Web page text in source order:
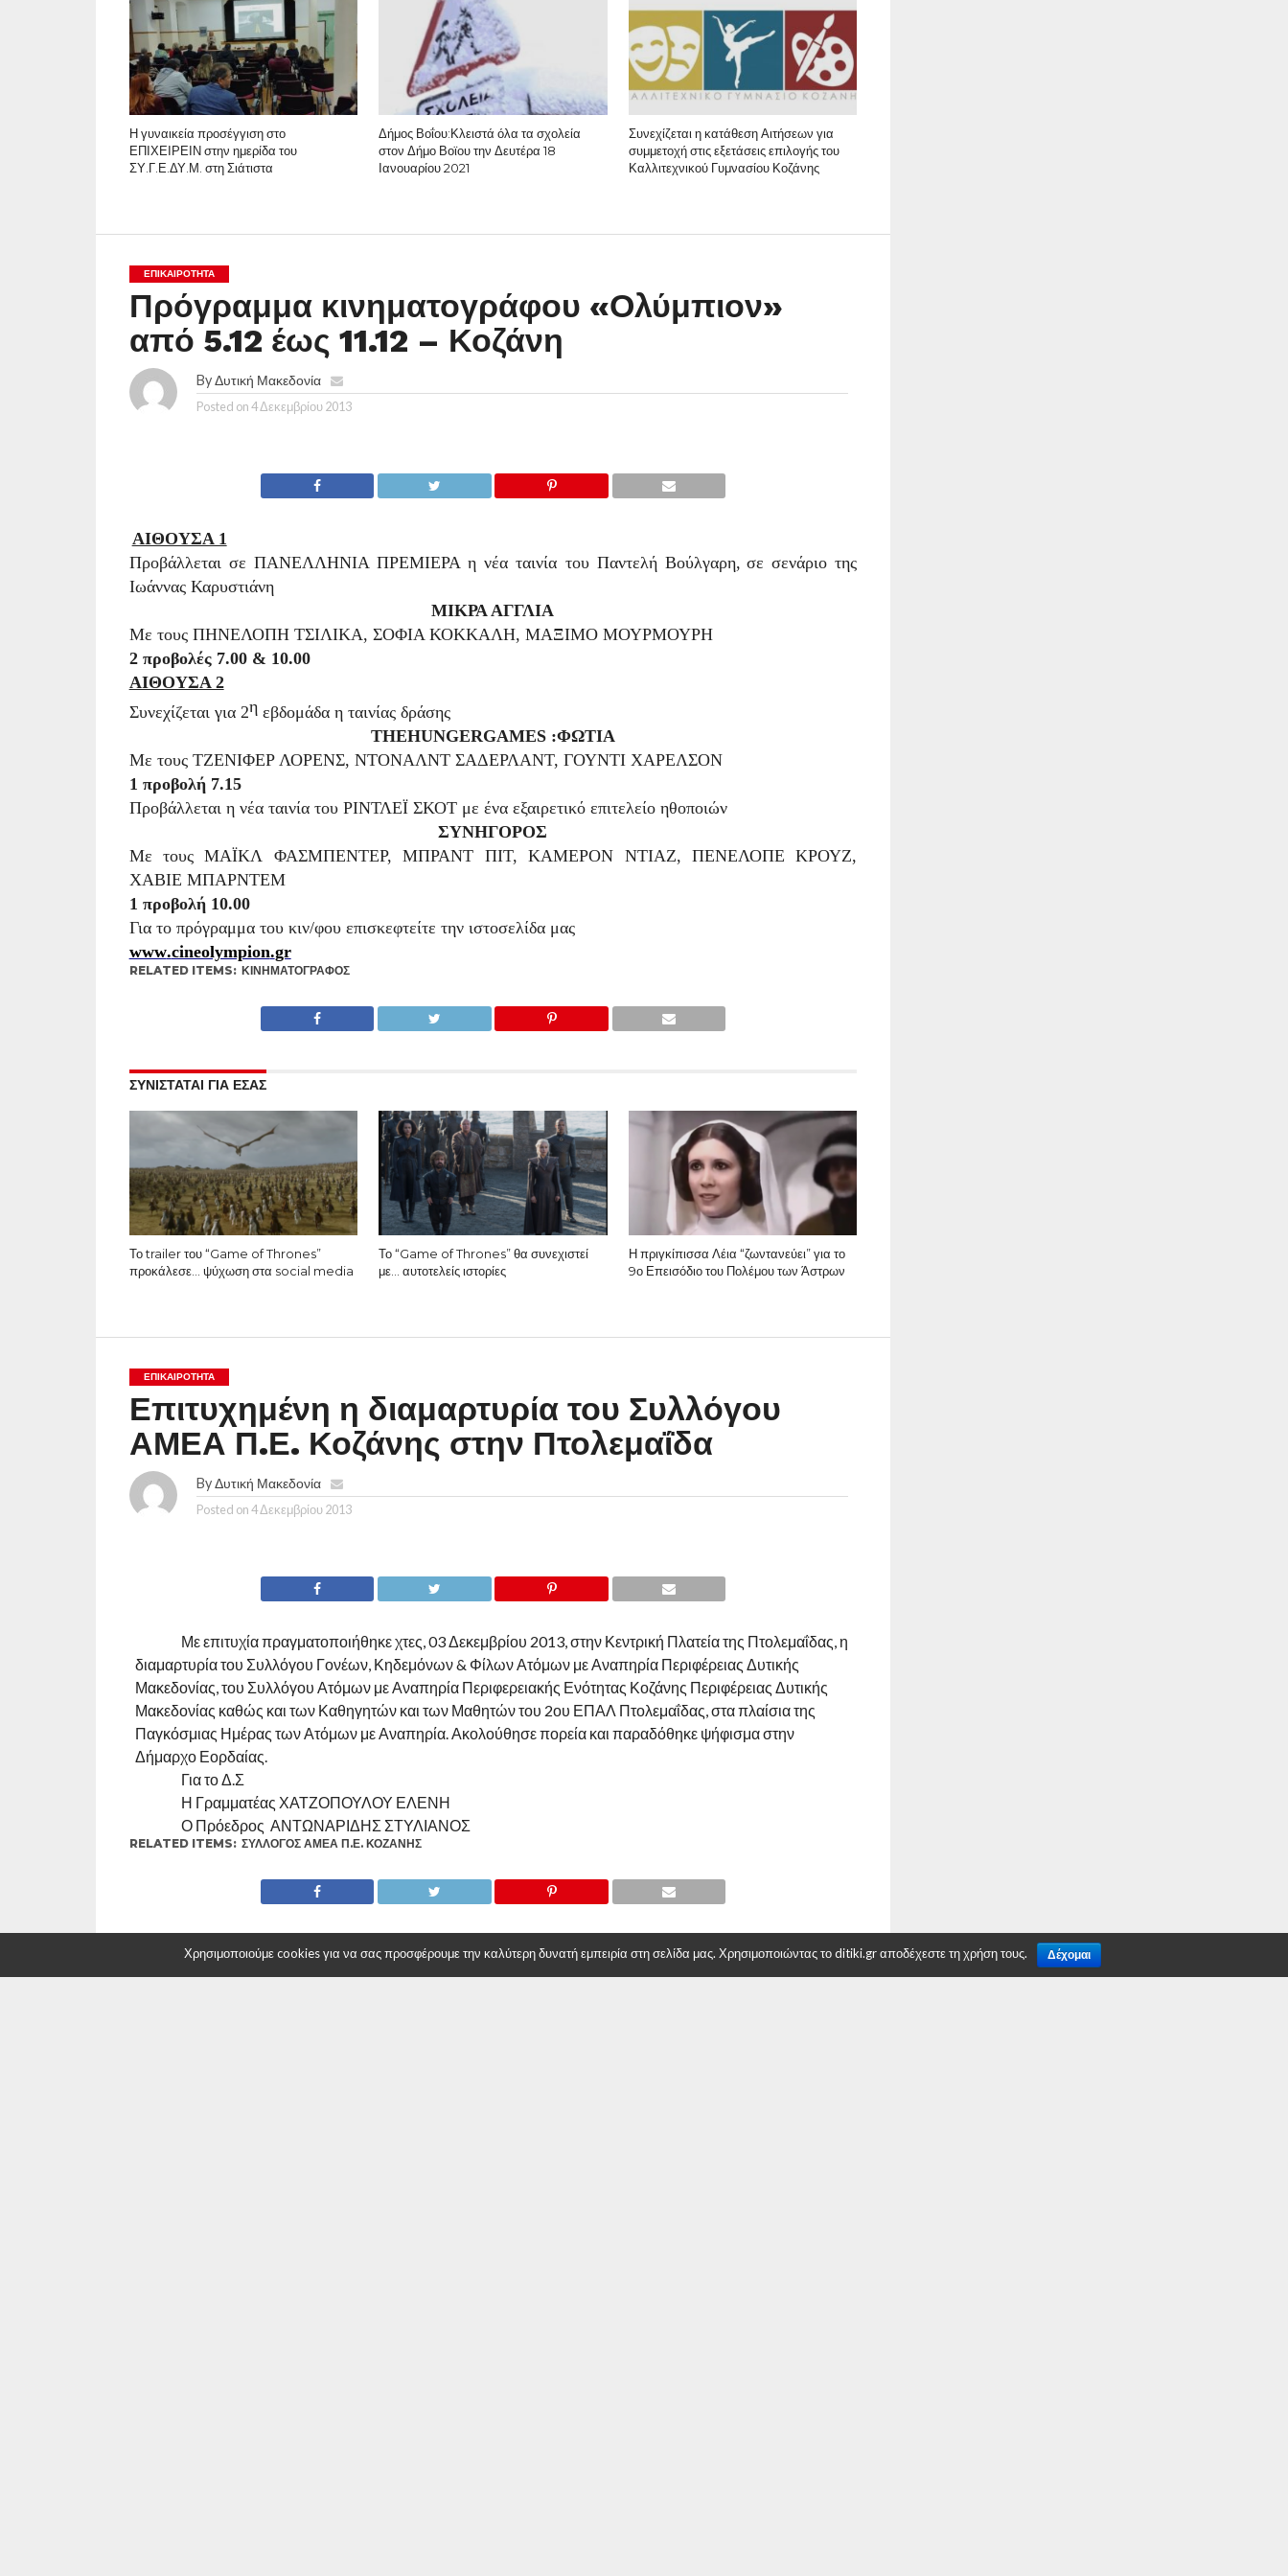
Η γυναικεία προσέγγιση στο
ΕΠΙΧΕΙΡΕΙΝ στην ημερίδα του
ΣΥ.Γ.Ε.ΔΥ.Μ. στη Σιάτιστα
Δήμος Βοΐου:Κλειστά όλα τα σχολεία
στον Δήμο Βοϊου την Δευτέρα 18
Ιανουαρίου 2021
Συνεχίζεται η κατάθεση Αιτήσεων για
συμμετοχή στις εξετάσεις επιλογής του
Καλλιτεχνικού Γυμνασίου Κοζάνης
ΕΠΙΚΑΙΡΟΤΗΤΑ
Πρόγραμμα κινηματογράφου «Ολύμπιον»
από 5.12 έως 11.12 – Κοζάνη
ByΔυτική Μακεδονία
Posted on4 Δεκεμβρίου 2013
ΑΙΘΟΥΣΑ 1
Προβάλλεται σε ΠΑΝΕΛΛΗΝΙΑ ΠΡΕΜΙΕΡΑ η νέα ταινία του Παντελή Βούλγαρη, σε σενάριο της
Ιωάννας Καρυστιάνη
ΜΙΚΡΑ ΑΓΓΛΙΑ
Με τους ΠΗΝΕΛΟΠΗ ΤΣΙΛΙΚΑ, ΣΟΦΙΑ ΚΟΚΚΑΛΗ, ΜΑΞΙΜΟ ΜΟΥΡΜΟΥΡΗ
2 προβολές 7.00 & 10.00
ΑΙΘΟΥΣΑ 2
Συνεχίζεται για 2ηεβδομάδα η ταινίας δράσης
THEHUNGERGAMES :ΦΩΤΙΑ
Με τους ΤΖΕΝΙΦΕΡ ΛΟΡΕΝΣ, ΝΤΟΝΑΛΝΤ ΣΑΔΕΡΛΑΝΤ, ΓΟΥΝΤΙ ΧΑΡΕΛΣΟΝ
1 προβολή 7.15
Προβάλλεται η νέα ταινία του ΡΙΝΤΛΕΪ ΣΚΟΤ με ένα εξαιρετικό επιτελείο ηθοποιών
ΣΥΝΗΓΟΡΟΣ
Με τους ΜΑΪΚΛ ΦΑΣΜΠΕΝΤΕΡ, ΜΠΡΑΝΤ ΠΙΤ, ΚΑΜΕΡΟΝ ΝΤΙΑΖ, ΠΕΝΕΛΟΠΕ ΚΡΟΥΖ,
ΧΑΒΙΕ ΜΠΑΡΝΤΕΜ
1 προβολή 10.00
Για το πρόγραμμα του κιν/φου επισκεφτείτε την ιστοσελίδα μας
www.cineolympion.gr
RELATED ITEMS: ΚΙΝΗΜΑΤΟΓΡΆΦΟΣ
ΣΥΝΙΣΤΑΤΑΙ ΓΙΑ ΕΣΑΣ
Το trailer του “Game of Thrones”
προκάλεσε… ψύχωση στα social media
Το “Game of Thrones” θα συνεχιστεί
με… αυτοτελείς ιστορίες
Η πριγκίπισσα Λέια “ζωντανεύει” για το
9ο Επεισόδιο του Πολέμου των Άστρων
ΕΠΙΚΑΙΡΟΤΗΤΑ
Επιτυχημένη η διαμαρτυρία του Συλλόγου
ΑΜΕΑ Π.Ε. Κοζάνης στην Πτολεμαΐδα
ByΔυτική Μακεδονία
Posted on4 Δεκεμβρίου 2013
Με επιτυχία πραγματοποιήθηκε χτες, 03 Δεκεμβρίου 2013, στην Κεντρική Πλατεία της Πτολεμαΐδας, η
διαμαρτυρία του Συλλόγου Γονέων, Κηδεμόνων & Φίλων Ατόμων με Αναπηρία Περιφέρειας Δυτικής
Μακεδονίας, του Συλλόγου Ατόμων με Αναπηρία Περιφερειακής Ενότητας Κοζάνης Περιφέρειας Δυτικής
Μακεδονίας καθώς και των Καθηγητών και των Μαθητών του 2ου ΕΠΑΛ Πτολεμαΐδας, στα πλαίσια της
Παγκόσμιας Ημέρας των Ατόμων με Αναπηρία. Ακολούθησε πορεία και παραδόθηκε ψήφισμα στην
Δήμαρχο Εορδαίας.
Για το Δ.Σ
Η Γραμματέας ΧΑΤΖΟΠΟΥΛΟΥ ΕΛΕΝΗ
Ο Πρόεδρος ΑΝΤΩΝΑΡΙΔΗΣ ΣΤΥΛΙΑΝΟΣ
RELATED ITEMS: ΣΎΛΛΟΓΟΣ ΑΜΕΑ Π.Ε. ΚΟΖΆΝΗΣ
ΣΥΝΙΣΤΑΤΑΙ ΓΙΑ ΕΣΑΣ
Χρησιμοποιούμε cookies για να σας προσφέρουμε την καλύτερη δυνατή εμπειρία στη σελίδα μας. Χρησιμοποιώντας το ditiki.gr αποδέχεστε τη χρήση τους. Δέχομαι